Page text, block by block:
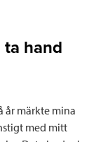
ta hand
år märkte mina
med mitt